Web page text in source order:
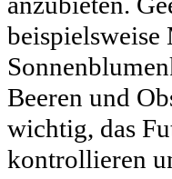
beispielsweise
Beeren und
wichtig, das
kontrollieren